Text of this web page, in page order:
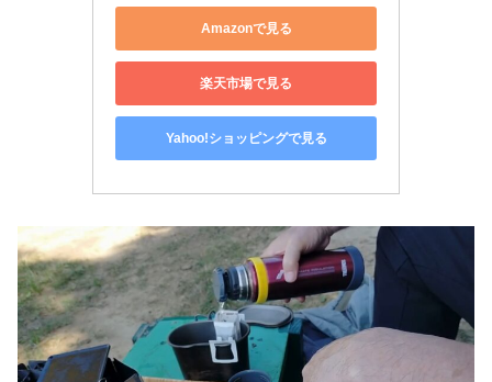
Amazonで見る
楽天市場で見る
Yahoo!ショッピングで見る